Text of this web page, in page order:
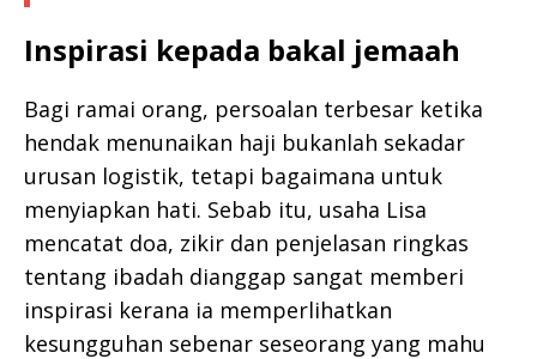
Inspirasi kepada bakal jemaah
Bagi ramai orang, persoalan terbesar ketika
hendak menunaikan haji bukanlah sekadar
urusan logistik, tetapi bagaimana untuk
menyiapkan hati. Sebab itu, usaha Lisa
mencatat doa, zikir dan penjelasan ringkas
tentang ibadah dianggap sangat memberi
inspirasi kerana ia memperlihatkan
kesungguhan sebenar seseorang yang mahu